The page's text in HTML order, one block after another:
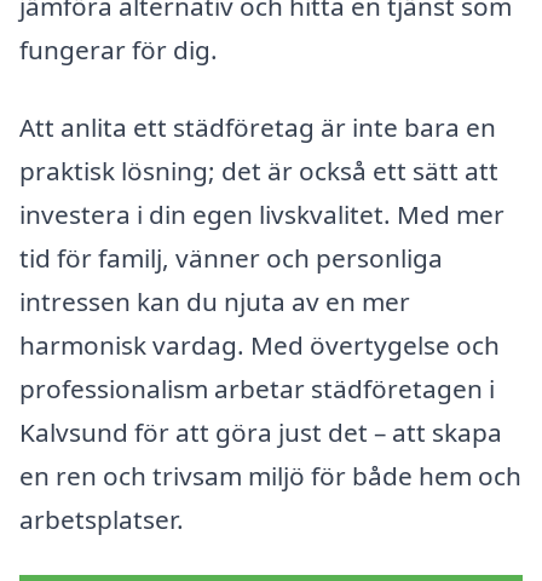
fungerar för dig.
Att anlita ett städföretag är inte bara en
praktisk lösning; det är också ett sätt att
investera i din egen livskvalitet. Med mer
tid för familj, vänner och personliga
intressen kan du njuta av en mer
harmonisk vardag. Med övertygelse och
professionalism arbetar städföretagen i
Kalvsund för att göra just det – att skapa
en ren och trivsam miljö för både hem och
arbetsplatser.